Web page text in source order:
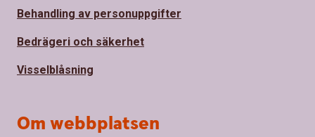
Behandling av personuppgifter
Bedrägeri och säkerhet
Visselblåsning
Om webbplatsen